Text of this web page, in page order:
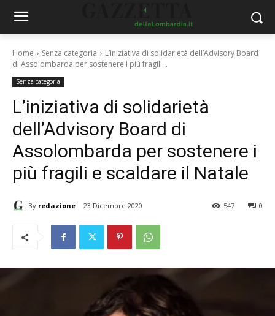
Home Senza categoria
L’iniziativa di solidarietà dell’Advisory Board
di Assolombarda per sostenere i più fragili...
Senza categoria
L’iniziativa di solidarietà
dell’Advisory Board di
Assolombarda per sostenere i
più fragili e scaldare il Natale
By redazione 23 Dicembre 2020 0
547